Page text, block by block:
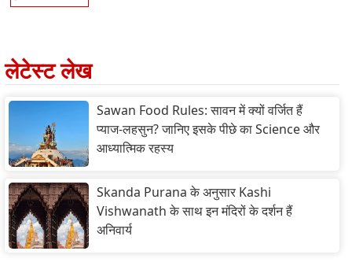
लेटेस्ट लेख
Sawan Food Rules: सावन में क्यों वर्जित हैं
प्याज-लहसुन? जानिए इसके पीछे का Science और
आध्यात्मिक रहस्य
Skanda Purana के अनुसार Kashi
Vishwanath के साथ इन मंदिरों के दर्शन हैं
अनिवार्य